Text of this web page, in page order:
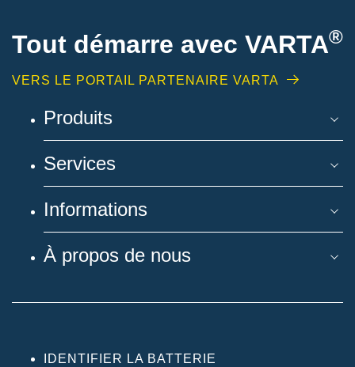
Tout démarre avec VARTA®
VERS LE PORTAIL PARTENAIRE VARTA
Produits
Services
Informations
À propos de nous
IDENTIFIER LA BATTERIE